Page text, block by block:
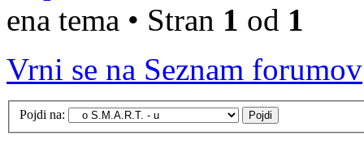
ena tema • Stran 1 od 1
Vrni se na Seznam forumov
Pojdi na: